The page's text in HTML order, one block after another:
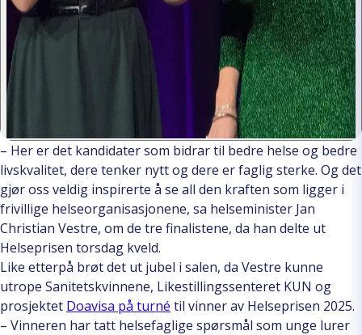
– Her er det kandidater som bidrar til bedre helse og bedre
livskvalitet, dere tenker nytt og dere er faglig sterke. Og det
gjør oss veldig inspirerte å se all den kraften som ligger i
frivillige helseorganisasjonene, sa helseminister Jan
Christian Vestre, om de tre finalistene, da han delte ut
Helseprisen torsdag kveld.
Like etterpå brøt det ut jubel i salen, da Vestre kunne
utrope Sanitetskvinnene, Likestillingssenteret KUN og
prosjektet Doavisa på turné til vinner av Helseprisen 2025.
– Vinneren har tatt helsefaglige spørsmål som unge lurer